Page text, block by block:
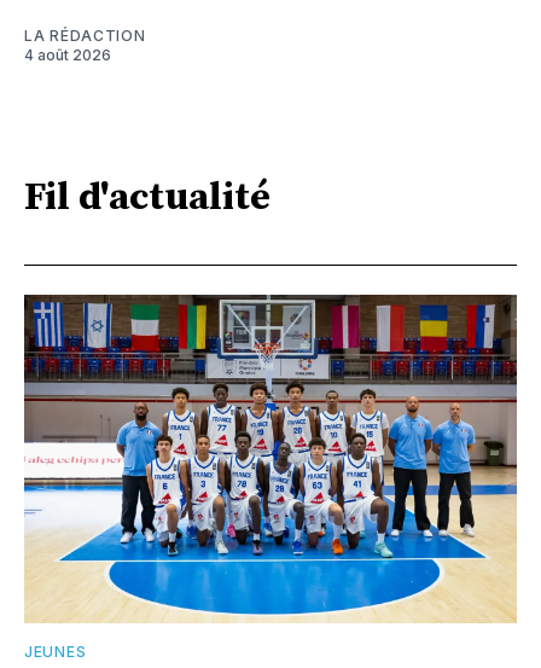
LA RÉDACTION
4 août 2026
Fil d'actualité
JEUNES